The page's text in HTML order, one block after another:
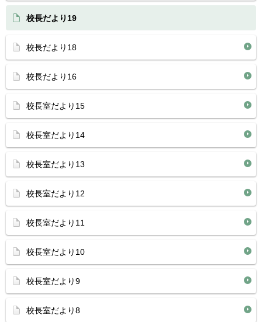
校長だより19
校長だより18
校長だより16
校長室だより15
校長室だより14
校長室だより13
校長室だより12
校長室だより11
校長室だより10
校長室だより9
校長室だより8